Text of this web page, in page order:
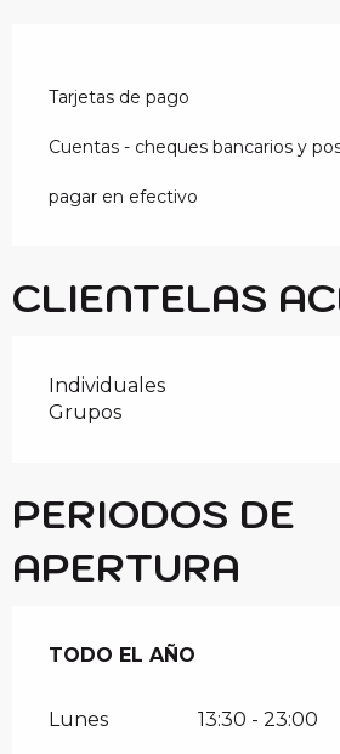
Tarjetas de pago
Cuentas - cheques bancarios y
pagar en efectivo
CLIENTELAS
Individuales
Grupos
PERIODOS DE
APERTURA
TODO EL AÑO
TODO EL AÑO
Lunes 13:30 - 23:00